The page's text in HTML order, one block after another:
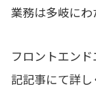
業務は多岐にわ
フロントエン
記記事にて詳